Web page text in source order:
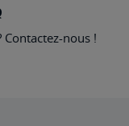
nous !